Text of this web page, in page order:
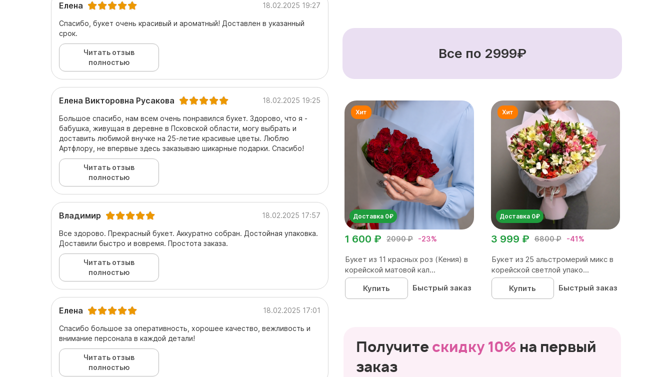
Елена 18.02.2025 19:27
Спасибо, букет очень красивый и ароматный! Доставлен в указанный
срок.
Читать отзыв
полностью
Елена Викторовна Русакова 18.02.2025 19:25
Большое спасибо, нам всем очень понравился букет. Здорово, что я -
бабушка, живущая в деревне в Псковской области, могу выбрать и
доставить любимой внучке на 25-летие красивые цветы. Люблю
Артфлору, не впервые здесь заказываю шикарные подарки. Спасибо!
Читать отзыв
полностью
Владимир 18.02.2025 17:57
Все здорово. Прекрасный букет. Аккуратно собран. Достойная упаковка.
Доставили быстро и вовремя. Простота заказа.
Читать отзыв
полностью
Елена 18.02.2025 17:01
Спасибо большое за оперативность, хорошее качество, вежливость и
внимание персонала в каждой детали!
Читать отзыв
полностью
Все по 2999₽
Доставка 0₽
2090 ₽ -23%
1 600 ₽
Букет из 11 красных роз (Кения) в
корейской матовой кал...
Купить
Быстрый заказ
Доставка 0₽
6800 ₽ -41%
3 999 ₽
Букет из 25 альстромерий микс в
корейской светлой упако...
Купить
Быстрый заказ
Получитескидку 10% на первый
заказ